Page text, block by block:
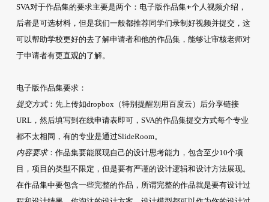
SVA对于作品集的要求主要是两个： 电子版作品集+个人视频介绍 ，
后者是可选材料，但是我们一般都推荐同学们录制好视频并提交，这
可以帮助学校更好的去了解申请者和他的作品集，能够让审核老师对
于申请者有更直观的了解。
电子版作品集要求：
提交方式：先上传如dropbox（特别提醒别用百度云）后分享链接
URL，然后填写到在线申请表即可，SVA的作品集提交方式每个专业
都不太相同，有的专业是通过SlideRoom。
内容要求：作品集要能展现自己的设计思考能力，包含至少10个项
目，项目的类型不限定，但是要有严谨的设计逻辑和设计方法展现。
在作品集中要包含一些完整的作品，所谓完整的作品就是要有设计过